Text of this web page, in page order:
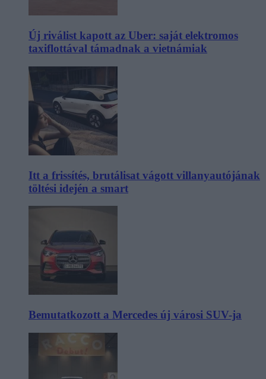
Új riválist kapott az Uber: saját elektromos
taxiflottával támadnak a vietnámiak
Itt a frissítés, brutálisat vágott villanyautójának
töltési idején a smart
Bemutatkozott a Mercedes új városi SUV-ja